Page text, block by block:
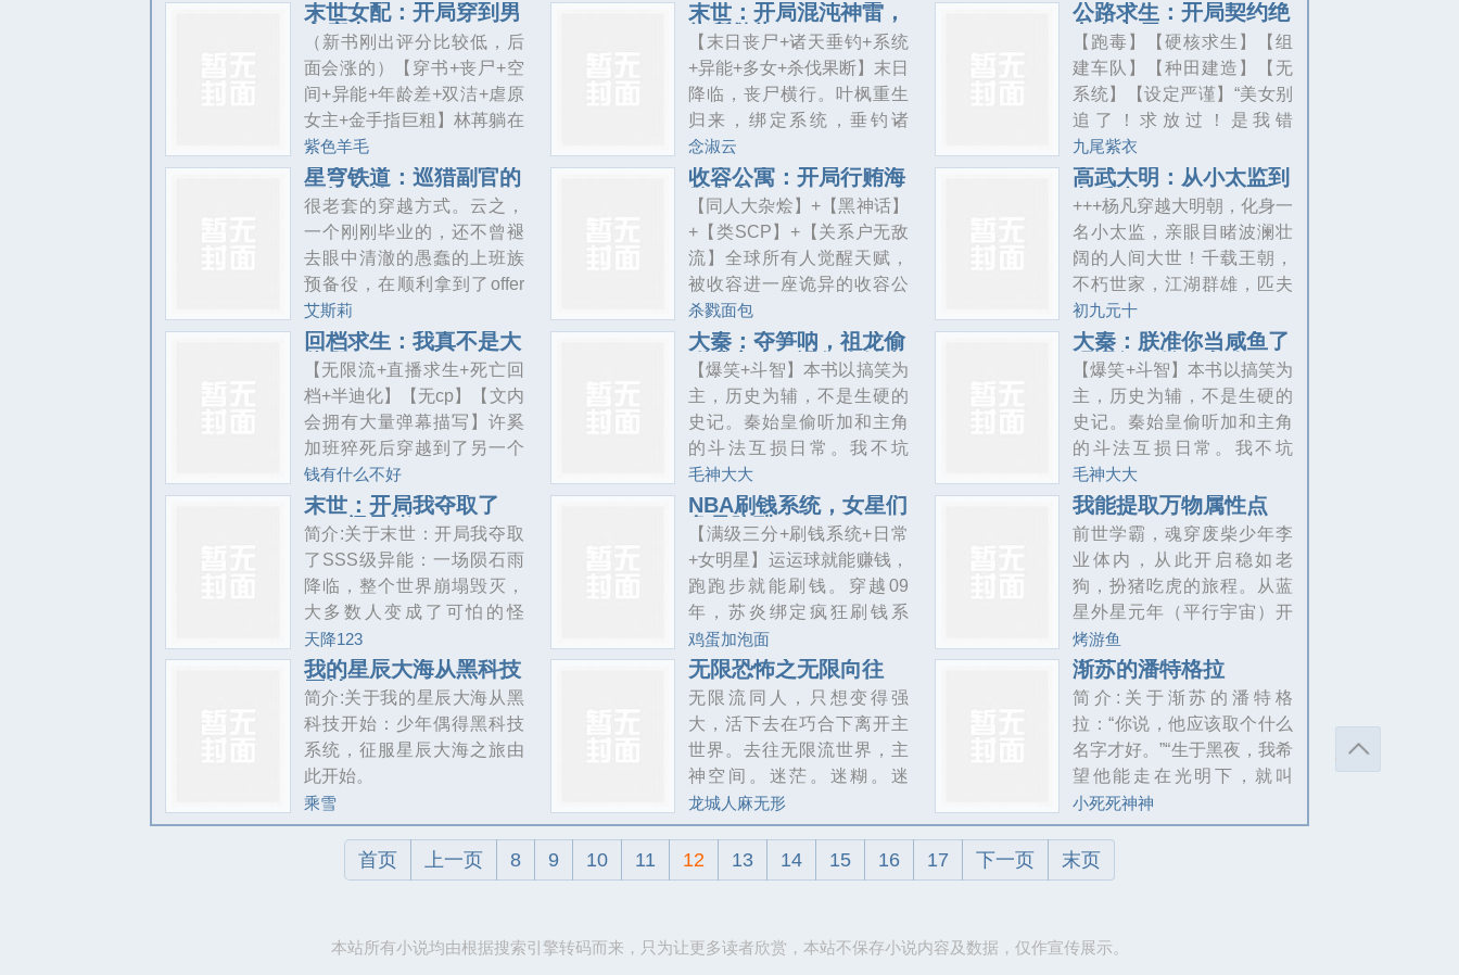
的5个美男都想将她杀之而后
快。她好不容易刷满一个好
感度，“我要回家找哥哥。”系
统笑眯眯：宿主，忘了说，
是同一时间
可以改变身体硬度的，能变
身各种动物的，有瞬间移动
的，还有长生不老的，也有
复制能力的，各种各样的超
能力者爆发式的出现。
一具大成荒古圣体。在泰岳
古碑签到，获得六星奖励，
神象镇狱劲在十岁宴上签
到，获得七星奖励，至尊骨
在青铜仙殿签到，获得八星
奖励，万物母气鼎在无边界
海签到，获得十星奖励，他
化自在大法无数年后，君逍
遥盘坐九霄，剑指苍天道“九
天十地，我主沉浮，仙路尽
头，我为巅峰”
脉，强势崛起，碾压各路天
才然而随着不断的成长，他
发现身边的人和事并没有那
么简单，就连这个世界都充
满了巨大的阴谋和诡异的秘
密
聚了无数门阀二三代。而林
之颜，则像现代版灰姑娘：
家境贫穷，成绩优秀，忧郁
清冷，笑起来时，黑眼珠里
泛开涟漪。“所以，在新学校
里有没有恋爱。”朋友挤眉弄
眼。林之颜只是笑。学校里
同样阶级分明，有些人打架
损毁百万价值的公物时，她
在想锈雨腐蚀家里建筑怎么
办。有些人开着豪车星舰
时，她凌晨起来
末世女配：开局穿到男
主床上
（新书刚出评分比较低，后
面会涨的）【穿书+丧尸+空
间+异能+年龄差+双洁+虐原
女主+金手指巨粗】林苒躺在
病床上，穿进一本末世文。
什么？开局就是给男主下
药、图谋不轨的名场面。男
主厌恶原身，恨不得杀了
她。珍爱生命，远离男主。
什么？她不仅认主秘境空
间，还觉醒了复制异能。不
仅可以复制别人的异能，还
能靠着别人升级躺平无痛升
级。爽！可为什么当她真的
远离后，男主却反过来纠
缠？好走，不送，下一个更
乖！还有，那个她
紫色羊毛
末世：开局混沌神雷，
为所欲为
【末日丧尸+诸天垂钓+系统
+异能+多女+杀伐果断】末日
降临，丧尸横行。叶枫重生
归来，绑定系统，垂钓诸
天！【恭喜宿主垂钓成功，
获得神话级异能：混沌神
雷！】【恭喜宿主垂钓成
功，获得传说级技能：储物
空间！】……从此，叶枫技
能无限、战力爆表、狂收物
资、女神入怀，吊打一切不
服……再回首，叶枫已然横
推末世，女神满怀。
念淑云
公路求生：开局契约绝
色女丧尸
【跑毒】【硬核求生】【组
建车队】【种田建造】【无
系统】【设定严谨】“美女别
追了！求放过！是我错
了！！我不该捅你
的！！！”看着身后不停追着
他跑的曼妙身影。苏晨整个
人都麻了。。。全球百亿人
被传送到公路求生世界，身
后就是致命毒雾！每个人都
在为一口水、一块面包亡命
狂奔，苏晨却在开局获得了
逆天神卡！【物品：宠物契
约卡】【效果：有概率驯服
非人类生物，契约后永不背
叛！】当别人被丧尸追得屁
滚尿流时
九尾紫衣
星穹铁道：巡猎副官的
开拓之旅
很老套的穿越方式。云之，
一个刚刚毕业的，还不曾褪
去眼中清澈的愚蠢的上班族
预备役，在顺利拿到了offer
之后，过于兴奋，在第一天
上班就遭遇飞来横祸。一辆
和他隔了足足两条绿化带和
一排楼房的卡车跨越星海，
成功的将他……送走了。不
过，有句话说的很好——对
于勇敢的人而言，死亡不过
是一场更伟大的冒险。一如
他的现在。——“开拓世...
艾斯莉
收容公寓：开局行贿海
绵宝宝！
【同人大杂烩】+【黑神话】
+【类SCP】+【关系户无敌
流】全球所有人觉醒天赋，
被收容进一座诡异的收容公
寓中！大家都要在这座无限
公寓中艰难求生！为自己赎
清收容费！你的隔壁也许是
单纯可爱的海绵宝宝，也可
能是长腿大姐姐荷光者！但
不要轻易打开任何一扇房
门！这里没有纯洁无邪的收
容物！林厌却觉醒了善于行
贿系统！能够看到每一个房
间内的收容物和行贿任务！
人人皆有弱点，只要你行贿
得当！只要行了贿！
杀戮面包
高武大明：从小太监到
九千岁
+++杨凡穿越大明朝，化身一
名小太监，亲眼目睹波澜壮
阔的人间大世！千载王朝，
不朽世家，江湖群雄，匹夫
大豪，龙蛇并起！既然如
此，那我，杨凡，要做那天
下第一人！...
初九元十
回档求生：我真不是大
佬啊
【无限流+直播求生+死亡回
档+半迪化】【无cp】【文内
会拥有大量弹幕描写】许奚
加班猝死后穿越到了另一个
被求生游戏入侵的世界，甚
至还发现自己拥有了死后回
档的能力，在他利用这个能
力多次化险为夷，成功通关
副本后，也意外被现实世界
的网友们当成了顶尖大
佬。“他到底咋知道这么做能
通关的？？？”“所以许奚又看
出什么了？有无大佬分析一
下，小弟我真看不懂这些操
作啊！”“woc，这深不可测的
城府，这缜密细致的思维，
这
钱有什么不好
大秦：夺笋呐，祖龙偷
听我心声！冯征秦始皇
嬴政
【爆笑+斗智】本书以搞笑为
主，历史为辅，不是生硬的
史记。秦始皇偷听加和主角
的斗法互损日常。我不坑
你，对不起你。我若坑你，
损你利己。本书的宗旨只有
一个，那就是，逗乐读者，
饿垮熊猫，要是不达目标，
算我水平不高！
毛神大大
大秦：朕准你当咸鱼了
吗冯征秦始皇嬴政
【爆笑+斗智】本书以搞笑为
主，历史为辅，不是生硬的
史记。秦始皇偷听加和主角
的斗法互损日常。我不坑
你，对不起你。我若坑你，
损你利己。本书的宗旨只有
一个，那就是，逗乐读者，
饿垮熊猫，要是不达目标，
算我水平不高！
毛神大大
末世：开局我夺取了
SSS级异能
简介:关于末世：开局我夺取
了SSS级异能：一场陨石雨
降临，整个世界崩塌毁灭，
大多数人变成了可怕的怪
物，动物、植物不再是幸存
者的资源，而是成为了猎
手。随着陨石雨降临的还有
星晶，能开出超凡食物、武
器装备、进化药剂，异能血
脉……这里是末世，是大多
幸存者的地狱！但对于进化
者和异能者而言，这里却是
天堂……赵阴重生回到末日
前，夺取仇人SSS级异能契
天降123
NBA刷钱系统，女星们
争风吃醋
【满级三分+刷钱系统+日常
+女明星】运运球就能赚钱，
跑跑步就能刷钱。穿越09
年，苏炎绑定疯狂刷钱系
统，开局还有凌驾巅峰库里
之上的满级三分。从撤步三
分绝杀开始，一步步登顶
NBA第一人。冠军奖杯拿到
手软的同时……他的爱情也
走上无数男人幻想的道路。
库里：“我是蓝星最强射手，
至于苏炎？他是外星人！”勒
布朗：“我以为远赴迈阿密，
是我夺得NBA总冠军，冲击
想！”科
鸡蛋加泡面
我能提取万物属性点
前世学霸，魂穿废柴少年李
业体内，从此开启稳如老
狗，扮猪吃虎的旅程。从蓝
星外星元年（平行宇宙）开
始，李业凭借前世喜欢的传
统玄幻等网文思路，靠（意
外获得）基因古树系统和大
环境修炼体系，双管齐下开
启基因修行之路。修炼稳如
老狗的李业，遇到的事却总
是鸡飞狗跳，但身为一只学
霸，李业每次都会沉着冷静
的去（试图）解决问题......在
一次次事件中，李业世界观
回去和确
烤游鱼
我的星辰大海从黑科技
开始
简介:关于我的星辰大海从黑
科技开始：少年偶得黑科技
系统，征服星辰大海之旅由
此开始。
乘雪
无限恐怖之无限向往
无限流同人，只想变得强
大，活下去在巧合下离开主
世界。去往无限流世界，主
神空间。迷茫。迷糊。迷
瞪。在最简单任务世界，活
下去变得强大。活下去带着
身边人。能走到最后吗。俯
瞰的家伙。我等并非蝼蚁，
界中绽放怎么甘心在回平淡
龙城人麻无形
渐苏的潘特格拉
简介:关于渐苏的潘特格
拉：“你说，他应该取个什么
名字才好。”“生于黑夜，我希
望他能走在光明下，就叫
他，天明吧。”“天明吗？是个
好名字呢。”女人的眼睛渐渐
合上，男人抱着她，不自觉
地流下了眼泪。他抱起那个
人如其名，他会在不远的未
小死死神神
首页 上一页 8 9 10 11 12 13 14 15 16 17 下一页 末页
本站所有小说均由根据搜索引擎转码而来，只为让更多读者欣赏，本站不保存小说内容及数据，仅作宣传展示。